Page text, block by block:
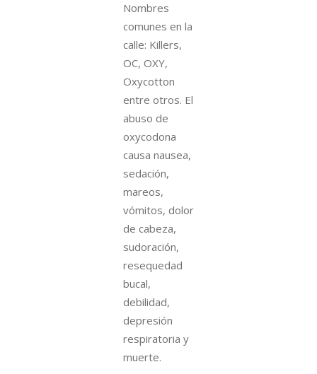
Nombres
comunes en la
calle: Killers,
OC, OXY,
Oxycotton
entre otros. El
abuso de
oxycodona
causa nausea,
sedación,
mareos,
vómitos, dolor
de cabeza,
sudoración,
resequedad
bucal,
debilidad,
depresión
respiratoria y
muerte.